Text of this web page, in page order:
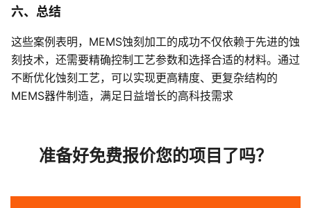
六、总结
这些案例表明，MEMS蚀刻加工的成功不仅依赖于先进的蚀
刻技术，还需要精确控制工艺参数和选择合适的材料。通过
不断优化蚀刻工艺，可以实现更高精度、更复杂结构的
MEMS器件制造，满足日益增长的高科技需求
准备好免费报价您的项目了吗？